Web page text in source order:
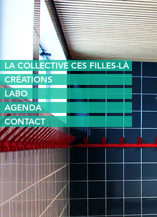
LA COLLECTIVE CES FILLES-LÀ
CRÉATIONS
LABO
AGENDA
CONTACT